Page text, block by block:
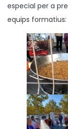
especial per a
equips formatius: